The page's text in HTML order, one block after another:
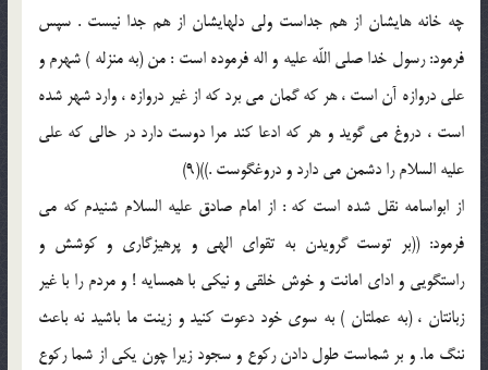
چه خانه هايشان از هم جداست ولى دلهايشان از هم جدا نيست . سپس
فرمود: رسول خدا صلى اللّه عليه و اله فرموده است : من (به منزله ) شهرم و
على دروازه آن است ، هر كه گمان مى برد كه از غير دروازه ، وارد شهر شده
است ، دروغ مى گويد و هر كه ادعا كند مرا دوست دارد در حالى كه على
عليه السلام را دشمن مى دارد و دروغگوست .))(9)
از ابواسامه نقل شده است كه : از امام صادق عليه السلام شنيدم كه مى
فرمود: ((بر توست گرويدن به تقواى الهى و پرهيزگارى و كوشش و
راستگويى و اداى امانت و خوش خلقى و نيكى با همسايه ! و مردم را با غير
زبانتان ، (به عملتان ) به سوى خود دعوت كنيد و زينت ما باشيد نه باعث
ننگ ما. و بر شماست طول دادن ركوع و سجود زيرا چون يكى از شما ركوع